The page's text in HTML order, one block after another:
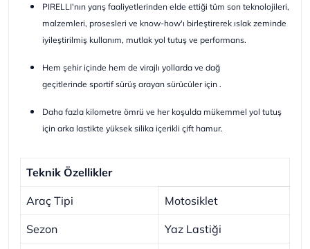
PIRELLI'nın yarış faaliyetlerinden elde ettiği tüm son teknolojileri,
malzemleri, prosesleri ve know-how'ı birleştirerek ıslak zeminde
iyileştirilmiş kullanım, mutlak yol tutuş ve performans.
Hem şehir içinde hem de virajlı yollarda ve dağ
geçitlerinde sportif sürüş arayan sürücüler için .
Daha fazla kilometre ömrü ve her koşulda mükemmel yol tutuş
için arka lastikte yüksek silika içerikli çift hamur.
Teknik Özellikler
Araç Tipi Motosiklet
Sezon Yaz Lastiği